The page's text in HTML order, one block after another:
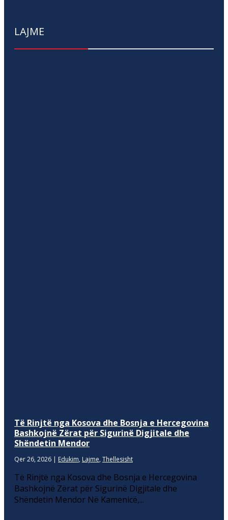
LAJME
Të Rinjtë nga Kosova dhe Bosnja e Hercegovina
Bashkojnë Zërat për Sigurinë Digjitale dhe
Shëndetin Mendor
Qer 26, 2026 | Edukim, Lajme, Thellesisht
Të Rinjtë nga Kosova dhe Bosnja e Hercegovina
Bashkojnë Zërat për Sigurinë Digjitale dhe
Shëndetin Mendor Në Kamenicë,...